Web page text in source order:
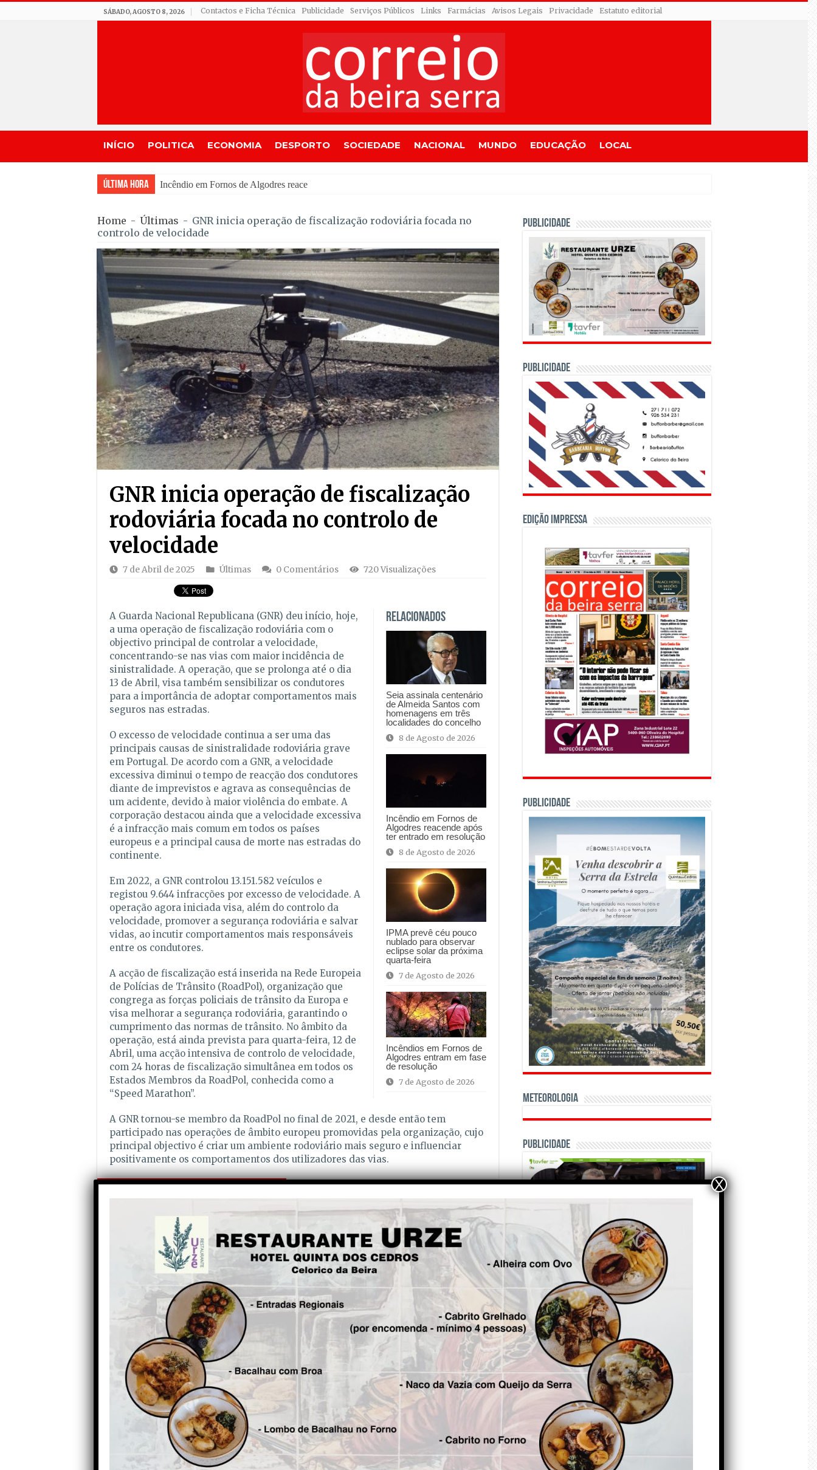
SÁBADO, AGOSTO 8, 2026 Contactos e Ficha Técnica Publicidade Serviços Públicos Links Farmácias Avisos Legais Privacidade Estatuto editorial
INÍCIO POLITICA ECONOMIA DESPORTO SOCIEDADE NACIONAL MUNDO EDUCAÇÃO LOCAL
Última Hora Incêndio em Fornos de Algodres reacende após ter entrado em resolução
Home - Últimas - GNR inicia operação de fiscalização rodoviária focada no
controlo de velocidade
GNR inicia operação de fiscalização
rodoviária focada no controlo de
velocidade
7 de Abril de 2025 Últimas 0 Comentários 720 Visualizações
Relacionados
Seia assinala centenário
de Almeida Santos com
homenagens em três
localidades do concelho
8 de Agosto de 2026
Incêndio em Fornos de
Algodres reacende após
ter entrado em resolução
8 de Agosto de 2026
IPMA prevê céu pouco
nublado para observar
eclipse solar da próxima
quarta-feira
7 de Agosto de 2026
Incêndios em Fornos de
Algodres entram em fase
de resolução
7 de Agosto de 2026
A Guarda Nacional Republicana (GNR) deu início, hoje,
a uma operação de fiscalização rodoviária com o
objectivo principal de controlar a velocidade,
concentrando-se nas vias com maior incidência de
sinistralidade. A operação, que se prolonga até o dia
13 de Abril, visa também sensibilizar os condutores
para a importância de adoptar comportamentos mais
seguros nas estradas.
O excesso de velocidade continua a ser uma das
principais causas de sinistralidade rodoviária grave
em Portugal. De acordo com a GNR, a velocidade
excessiva diminui o tempo de reacção dos condutores
diante de imprevistos e agrava as consequências de
um acidente, devido à maior violência do embate. A
corporação destacou ainda que a velocidade excessiva
é a infracção mais comum em todos os países
europeus e a principal causa de morte nas estradas do
continente.
Em 2022, a GNR controlou 13.151.582 veículos e
registou 9.644 infracções por excesso de velocidade. A
operação agora iniciada visa, além do controlo da
velocidade, promover a segurança rodoviária e salvar
vidas, ao incutir comportamentos mais responsáveis
entre os condutores.
A acção de fiscalização está inserida na Rede Europeia
de Polícias de Trânsito (RoadPol), organização que
congrega as forças policiais de trânsito da Europa e
visa melhorar a segurança rodoviária, garantindo o
cumprimento das normas de trânsito. No âmbito da
operação, está ainda prevista para quarta-feira, 12 de
Abril, uma acção intensiva de controlo de velocidade,
com 24 horas de fiscalização simultânea em todos os
Estados Membros da RoadPol, conhecida como a
“Speed Marathon”.
A GNR tornou-se membro da RoadPol no final de 2021, e desde então tem
participado nas operações de âmbito europeu promovidas pela organização, cujo
principal objectivo é criar um ambiente rodoviário mais seguro e influenciar
positivamente os comportamentos dos utilizadores das vias.
Fornotelheiro eleva requeijão
a protagonista de Festival e
chama atenção para escassez
Seg.
CIM Região de Coimbra
realiza primeira acção de
translocação de lampreias
para o Rio Mondego
PUBLICIDADE
PUBLICIDADE
Edição Impressa
PUBLICIDADE
Meteorologia
Publicidade
OPINIÃO E CRÓNICAS
Matraquilhos… Autor:
Fernando Roldão
6 de Agosto de 2026
A marca Sporting em
todo o mundo está a
crescer atrás de
Ronaldo. Autor: Paulo
Freitas do Amaral
5 de Agosto de 2026
Falso crescimento…
Autor: Nuno Pereira
1 de Agosto de 2026
X